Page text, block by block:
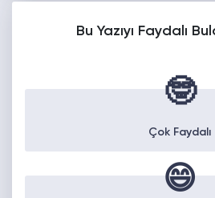
Bu Yazıyı Faydalı
🤓
Çok Faydalı
😄